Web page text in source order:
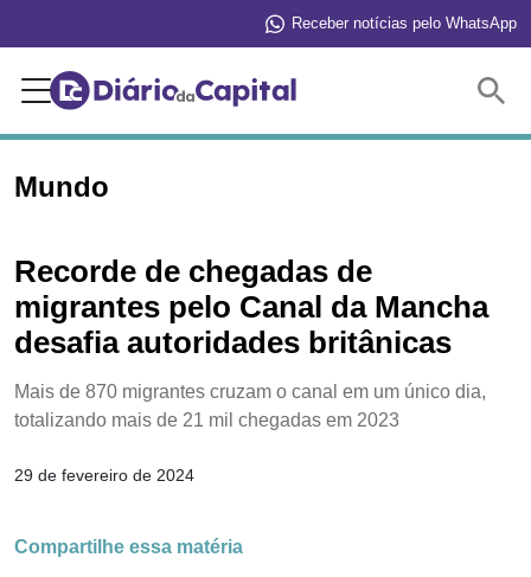
Receber notícias pelo WhatsApp
Mundo
Recorde de chegadas de
migrantes pelo Canal da Mancha
desafia autoridades britânicas
Mais de 870 migrantes cruzam o canal em um único dia,
totalizando mais de 21 mil chegadas em 2023
29 de fevereiro de 2024
Compartilhe essa matéria